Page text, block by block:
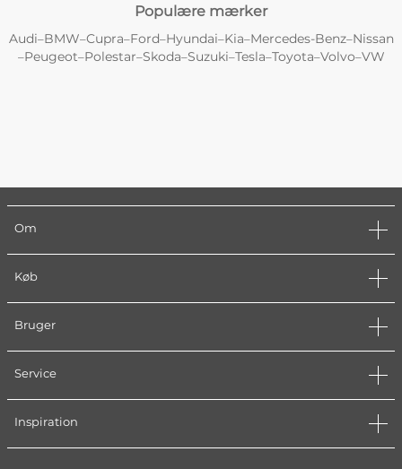
Populære mærker
Audi–BMW–Cupra–Ford–Hyundai–Kia–Mercedes-Benz–Nissan
–Peugeot–Polestar–Skoda–Suzuki–Tesla–Toyota–Volvo–VW
Om
Køb
Bruger
Service
Inspiration